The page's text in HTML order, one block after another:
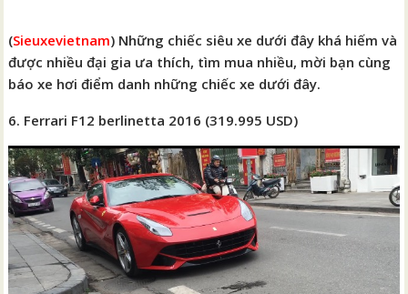
(Sieuxevietnam) Những chiếc siêu xe dưới đây khá hiếm và
được nhiều đại gia ưa thích, tìm mua nhiều, mời bạn cùng
báo xe hơi điểm danh những chiếc xe dưới đây.
6. Ferrari F12 berlinetta 2016 (319.995 USD)